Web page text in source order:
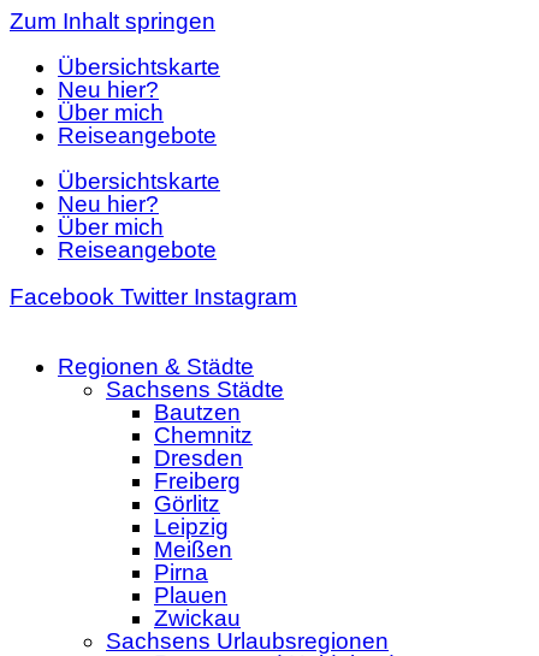
Zum Inhalt springen
Übersichtskarte
Neu hier?
Über mich
Reiseangebote
Übersichtskarte
Neu hier?
Über mich
Reiseangebote
Facebook Twitter Instagram
Regionen & Städte
Sachsens Städte
Bautzen
Chemnitz
Dresden
Freiberg
Görlitz
Leipzig
Meißen
Pirna
Plauen
Zwickau
Sachsens Urlaubsregionen